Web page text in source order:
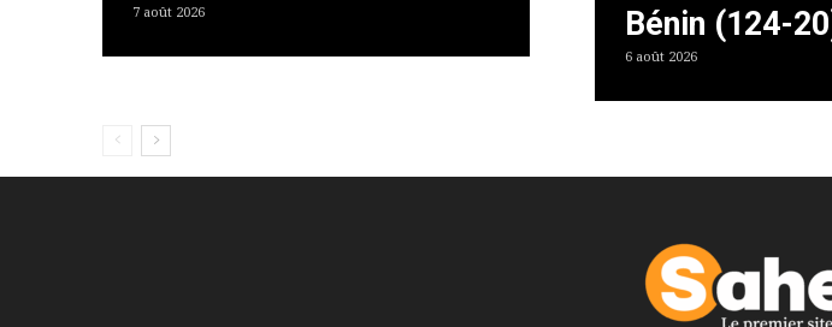
7 août 2026
Bénin (124-
6 août 2026